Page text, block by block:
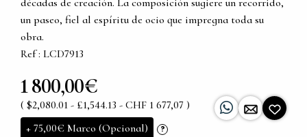
décadas de creación. La composición sugiere un recorrido,
un paseo, fiel al espíritu de ocio que impregna toda su
obra.
Ref : LCD7913
1 800,00€
( $2,080.01 - £1,544.13 - CHF 1 677,07 )
+ 75,00€ Marco (Opcional) ?